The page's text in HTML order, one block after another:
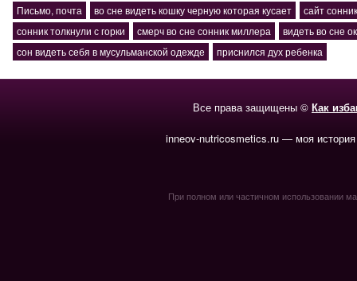
Письмо, почта
во сне видеть кошку черную которая кусает
сайт
сонник толкнули с горки
смерч во сне сонник миллера
видеть во сне
сон видеть себя в мусульманской одежде
приснился дух ребенка
Все права защищены © Как
inneov-nutricosmetics.ru — моя
При полном или частичном использовании